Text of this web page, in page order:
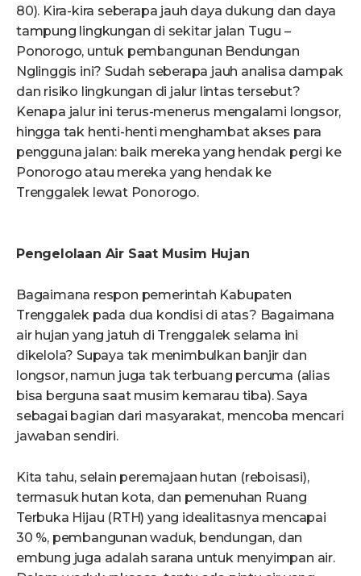
80). Kira-kira seberapa jauh daya dukung dan daya
tampung lingkungan di sekitar jalan Tugu –
Ponorogo, untuk pembangunan Bendungan
Nglinggis ini? Sudah seberapa jauh analisa dampak
dan risiko lingkungan di jalur lintas tersebut?
Kenapa jalur ini terus-menerus mengalami longsor,
hingga tak henti-henti menghambat akses para
pengguna jalan: baik mereka yang hendak pergi ke
Ponorogo atau mereka yang hendak ke
Trenggalek lewat Ponorogo.
Pengelolaan Air Saat Musim Hujan
Bagaimana respon pemerintah Kabupaten
Trenggalek pada dua kondisi di atas? Bagaimana
air hujan yang jatuh di Trenggalek selama ini
dikelola? Supaya tak menimbulkan banjir dan
longsor, namun juga tak terbuang percuma (alias
bisa berguna saat musim kemarau tiba). Saya
sebagai bagian dari masyarakat, mencoba mencari
jawaban sendiri.
Kita tahu, selain peremajaan hutan (reboisasi),
termasuk hutan kota, dan pemenuhan Ruang
Terbuka Hijau (RTH) yang idealitasnya mencapai
30 %, pembangunan waduk, bendungan, dan
embung juga adalah sarana untuk menyimpan air.